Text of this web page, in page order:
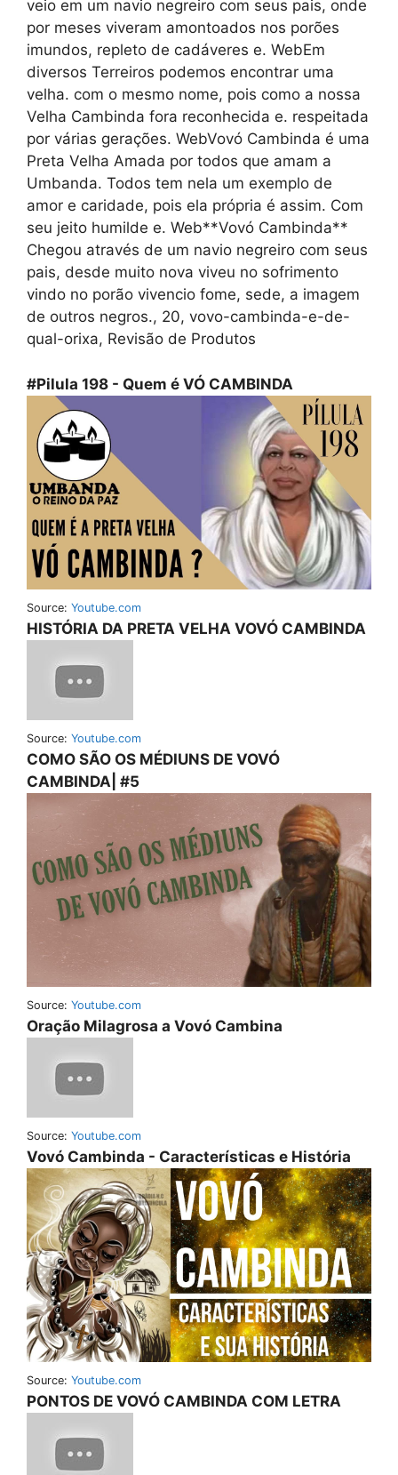
veio em um navio negreiro com seus pais, onde
por meses viveram amontoados nos porões
imundos, repleto de cadáveres e. WebEm
diversos Terreiros podemos encontrar uma
velha. com o mesmo nome, pois como a nossa
Velha Cambinda fora reconhecida e. respeitada
por várias gerações. WebVovó Cambinda é uma
Preta Velha Amada por todos que amam a
Umbanda. Todos tem nela um exemplo de
amor e caridade, pois ela própria é assim. Com
seu jeito humilde e. Web**Vovó Cambinda**
Chegou através de um navio negreiro com seus
pais, desde muito nova viveu no sofrimento
vindo no porão vivencio fome, sede, a imagem
de outros negros., 20, vovo-cambinda-e-de-
qual-orixa, Revisão de Produtos
#Pilula 198 - Quem é VÓ CAMBINDA
Source: Youtube.com
HISTÓRIA DA PRETA VELHA VOVÓ CAMBINDA
Source: Youtube.com
COMO SÃO OS MÉDIUNS DE VOVÓ
CAMBINDA| #5
Source: Youtube.com
Oração Milagrosa a Vovó Cambina
Source: Youtube.com
Vovó Cambinda - Características e História
Source: Youtube.com
PONTOS DE VOVÓ CAMBINDA COM LETRA